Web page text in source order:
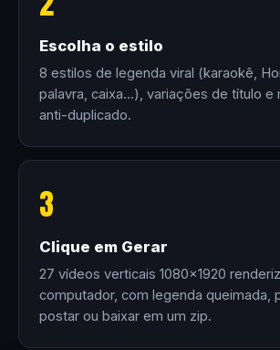
Escolha o estilo
8 estilos de legenda viral (karaokê,
palavra, caixa…), variações de título e
anti-duplicado.
3
Clique em Gerar
27 vídeos verticais 1080×1920
computador, com legenda queimada,
postar ou baixar em um zip.